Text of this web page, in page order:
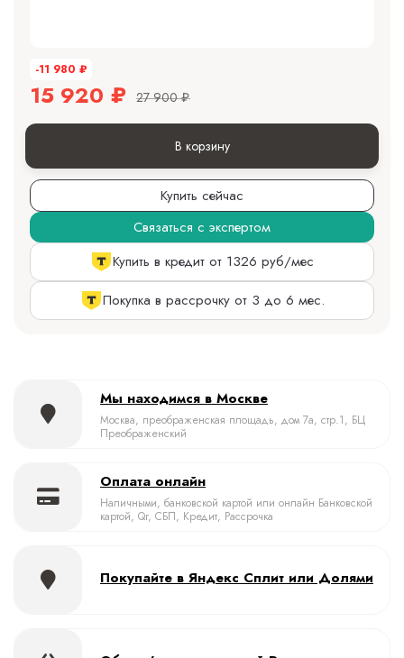
-11 980 ₽
15 920 ₽ 27 900 ₽
В корзину
Купить сейчас
Связаться с экспертом
Купить в кредит от 1326 руб/мес
Покупка в рассрочку от 3 до 6 мес.
Мы находимся в Москве
Москва, преображенская площадь, дом 7а, стр.1, БЦ
Преображенский
Оплата онлайн
Наличными, банковской картой или онлайн Банковской
картой, Qr, СБП, Кредит, Рассрочка
Покупайте в Яндекс Сплит или Долями